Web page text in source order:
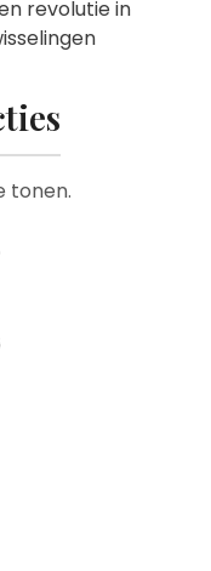
revolutie in
tonen.